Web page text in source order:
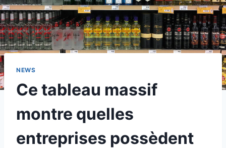
NEWS
Ce tableau massif
montre quelles
entreprises possèdent